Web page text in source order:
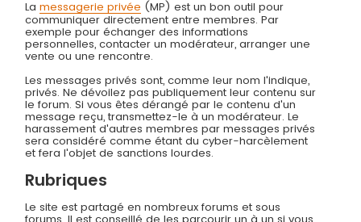
Lamessagerie privée (MP) est un bon outil pour
communiquer directement entre membres. Par
exemple pour échanger des informations
personnelles, contacter un modérateur, arranger une
vente ou une rencontre.
Les messages privés sont, comme leur nom l'indique,
privés. Ne dévoilez pas publiquement leur contenu sur
le forum. Si vous êtes dérangé par le contenu d'un
message reçu, transmettez-le à un modérateur. Le
harassement d'autres membres par messages privés
sera considéré comme étant du cyber-harcèlement
et fera l'objet de sanctions lourdes.
Rubriques
Le site est partagé en nombreux forums et sous